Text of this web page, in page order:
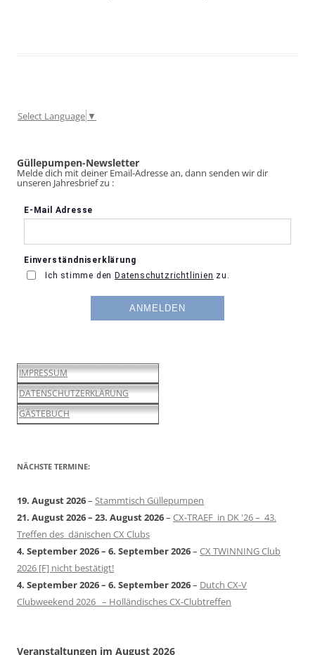
Select Language ▼
Güllepumpen-Newsletter
Melde dich mit deiner Email-Adresse an, dann senden wir dir
unseren Jahresbrief zu :
IMPRESSUM
DATENSCHUTZERKLÄRUNG
GÄSTEBUCH
NÄCHSTE TERMINE:
19. August 2026– Stammtisch Güllepumpen
21. August 2026– 23. August 2026– CX-TRAEF in DK '26 – 43.
Treffen des dänischen CX Clubs
4. September 2026– 6. September 2026– CX TWINNING Club
2026 [F] nicht bestätigt!
4. September 2026– 6. September 2026– Dutch CX-V
Clubweekend 2026 – Holländisches CX-Clubtreffen
Veranstaltungen im August 2026